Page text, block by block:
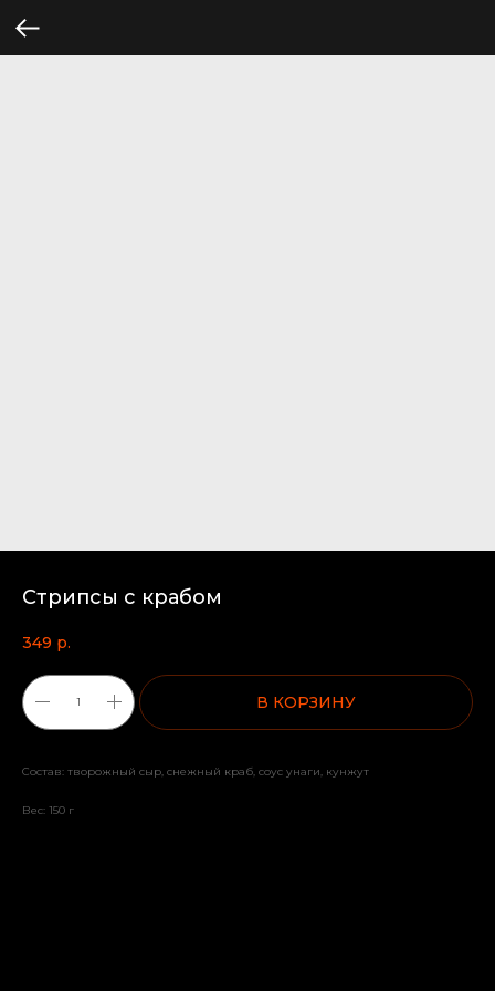
Стрипсы с крабом
349 р.
В КОРЗИНУ
Состав: творожный сыр, снежный краб, соус унаги, кунжут
Вес: 150 г